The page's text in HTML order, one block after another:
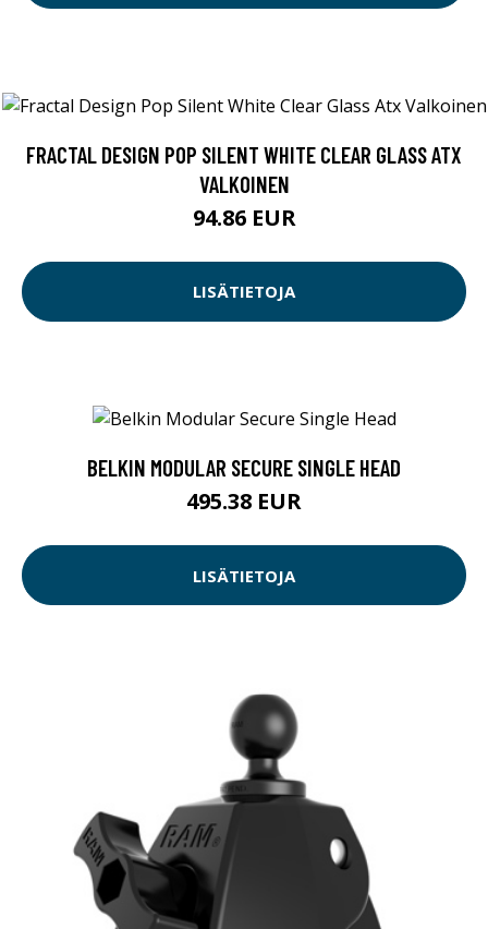
FRACTAL DESIGN POP SILENT WHITE CLEAR GLASS ATX
VALKOINEN
94.86 EUR
LISÄTIETOJA
BELKIN MODULAR SECURE SINGLE HEAD
495.38 EUR
LISÄTIETOJA